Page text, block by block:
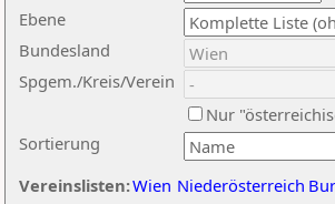
Ebene
Sortierung
Bundesland
Spgem./Kreis/Verein
Nur
Vereinslisten:Wien Niederösterreich